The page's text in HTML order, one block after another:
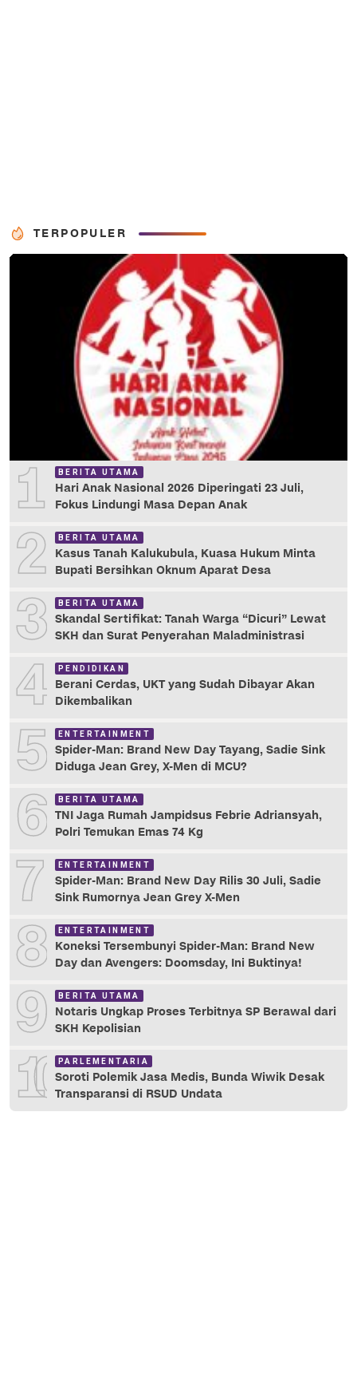
TERPOPULER
1 BERITA UTAMA
Hari Anak Nasional 2026 Diperingati 23 Juli,
Fokus Lindungi Masa Depan Anak
2 BERITA UTAMA
Kasus Tanah Kalukubula, Kuasa Hukum Minta
Bupati Bersihkan Oknum Aparat Desa
3 BERITA UTAMA
Skandal Sertifikat: Tanah Warga “Dicuri” Lewat
SKH dan Surat Penyerahan Maladministrasi
4 PENDIDIKAN
Berani Cerdas, UKT yang Sudah Dibayar Akan
Dikembalikan
5 ENTERTAINMENT
Spider-Man: Brand New Day Tayang, Sadie Sink
Diduga Jean Grey, X-Men di MCU?
6 BERITA UTAMA
TNI Jaga Rumah Jampidsus Febrie Adriansyah,
Polri Temukan Emas 74 Kg
7 ENTERTAINMENT
Spider-Man: Brand New Day Rilis 30 Juli, Sadie
Sink Rumornya Jean Grey X-Men
8 ENTERTAINMENT
Koneksi Tersembunyi Spider-Man: Brand New
Day dan Avengers: Doomsday, Ini Buktinya!
9 BERITA UTAMA
Notaris Ungkap Proses Terbitnya SP Berawal dari
SKH Kepolisian
10 PARLEMENTARIA
Soroti Polemik Jasa Medis, Bunda Wiwik Desak
Transparansi di RSUD Undata